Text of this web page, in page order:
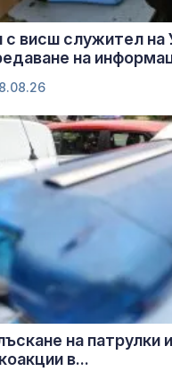
с висш служител
на
на патрулки
в...